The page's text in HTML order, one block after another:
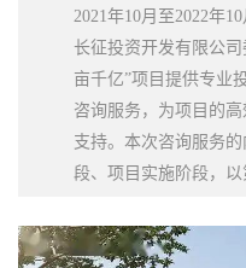
2021年10月至2022年
长征投资开发有限公
亩千亿”项目提供专业
咨询服务，为项目的
支持。本次咨询服务
段、项目实施阶段，
务，包括项目策划（产